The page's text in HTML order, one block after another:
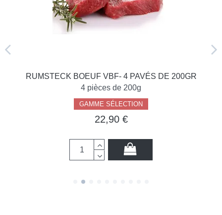
RUMSTECK BOEUF VBF- 4 PAVÉS DE 200GR
4 pièces de 200g
GAMME SÉLECTION
22,90 €